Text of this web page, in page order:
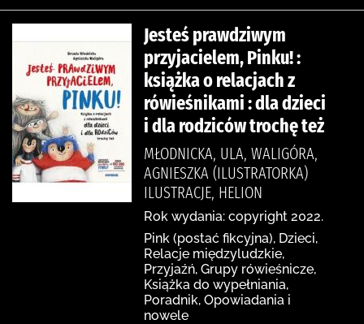
Jesteś prawdziwym
przyjacielem, Pinku! :
książka o relacjach z
rówieśnikami : dla dzieci
i dla rodziców trochę też
MŁODNICKA, ULA, WALIGÓRA,
AGNIESZKA (ILUSTRATORKA)
ILUSTRACJE, HELION
Rok wydania: copyright 2022.
Pink (postać fikcyjna), Dzieci,
Relacje międzyludzkie,
Przyjaźń, Grupy rówieśnicze,
Książka do wypełniania,
Poradnik, Opowiadania i
nowele